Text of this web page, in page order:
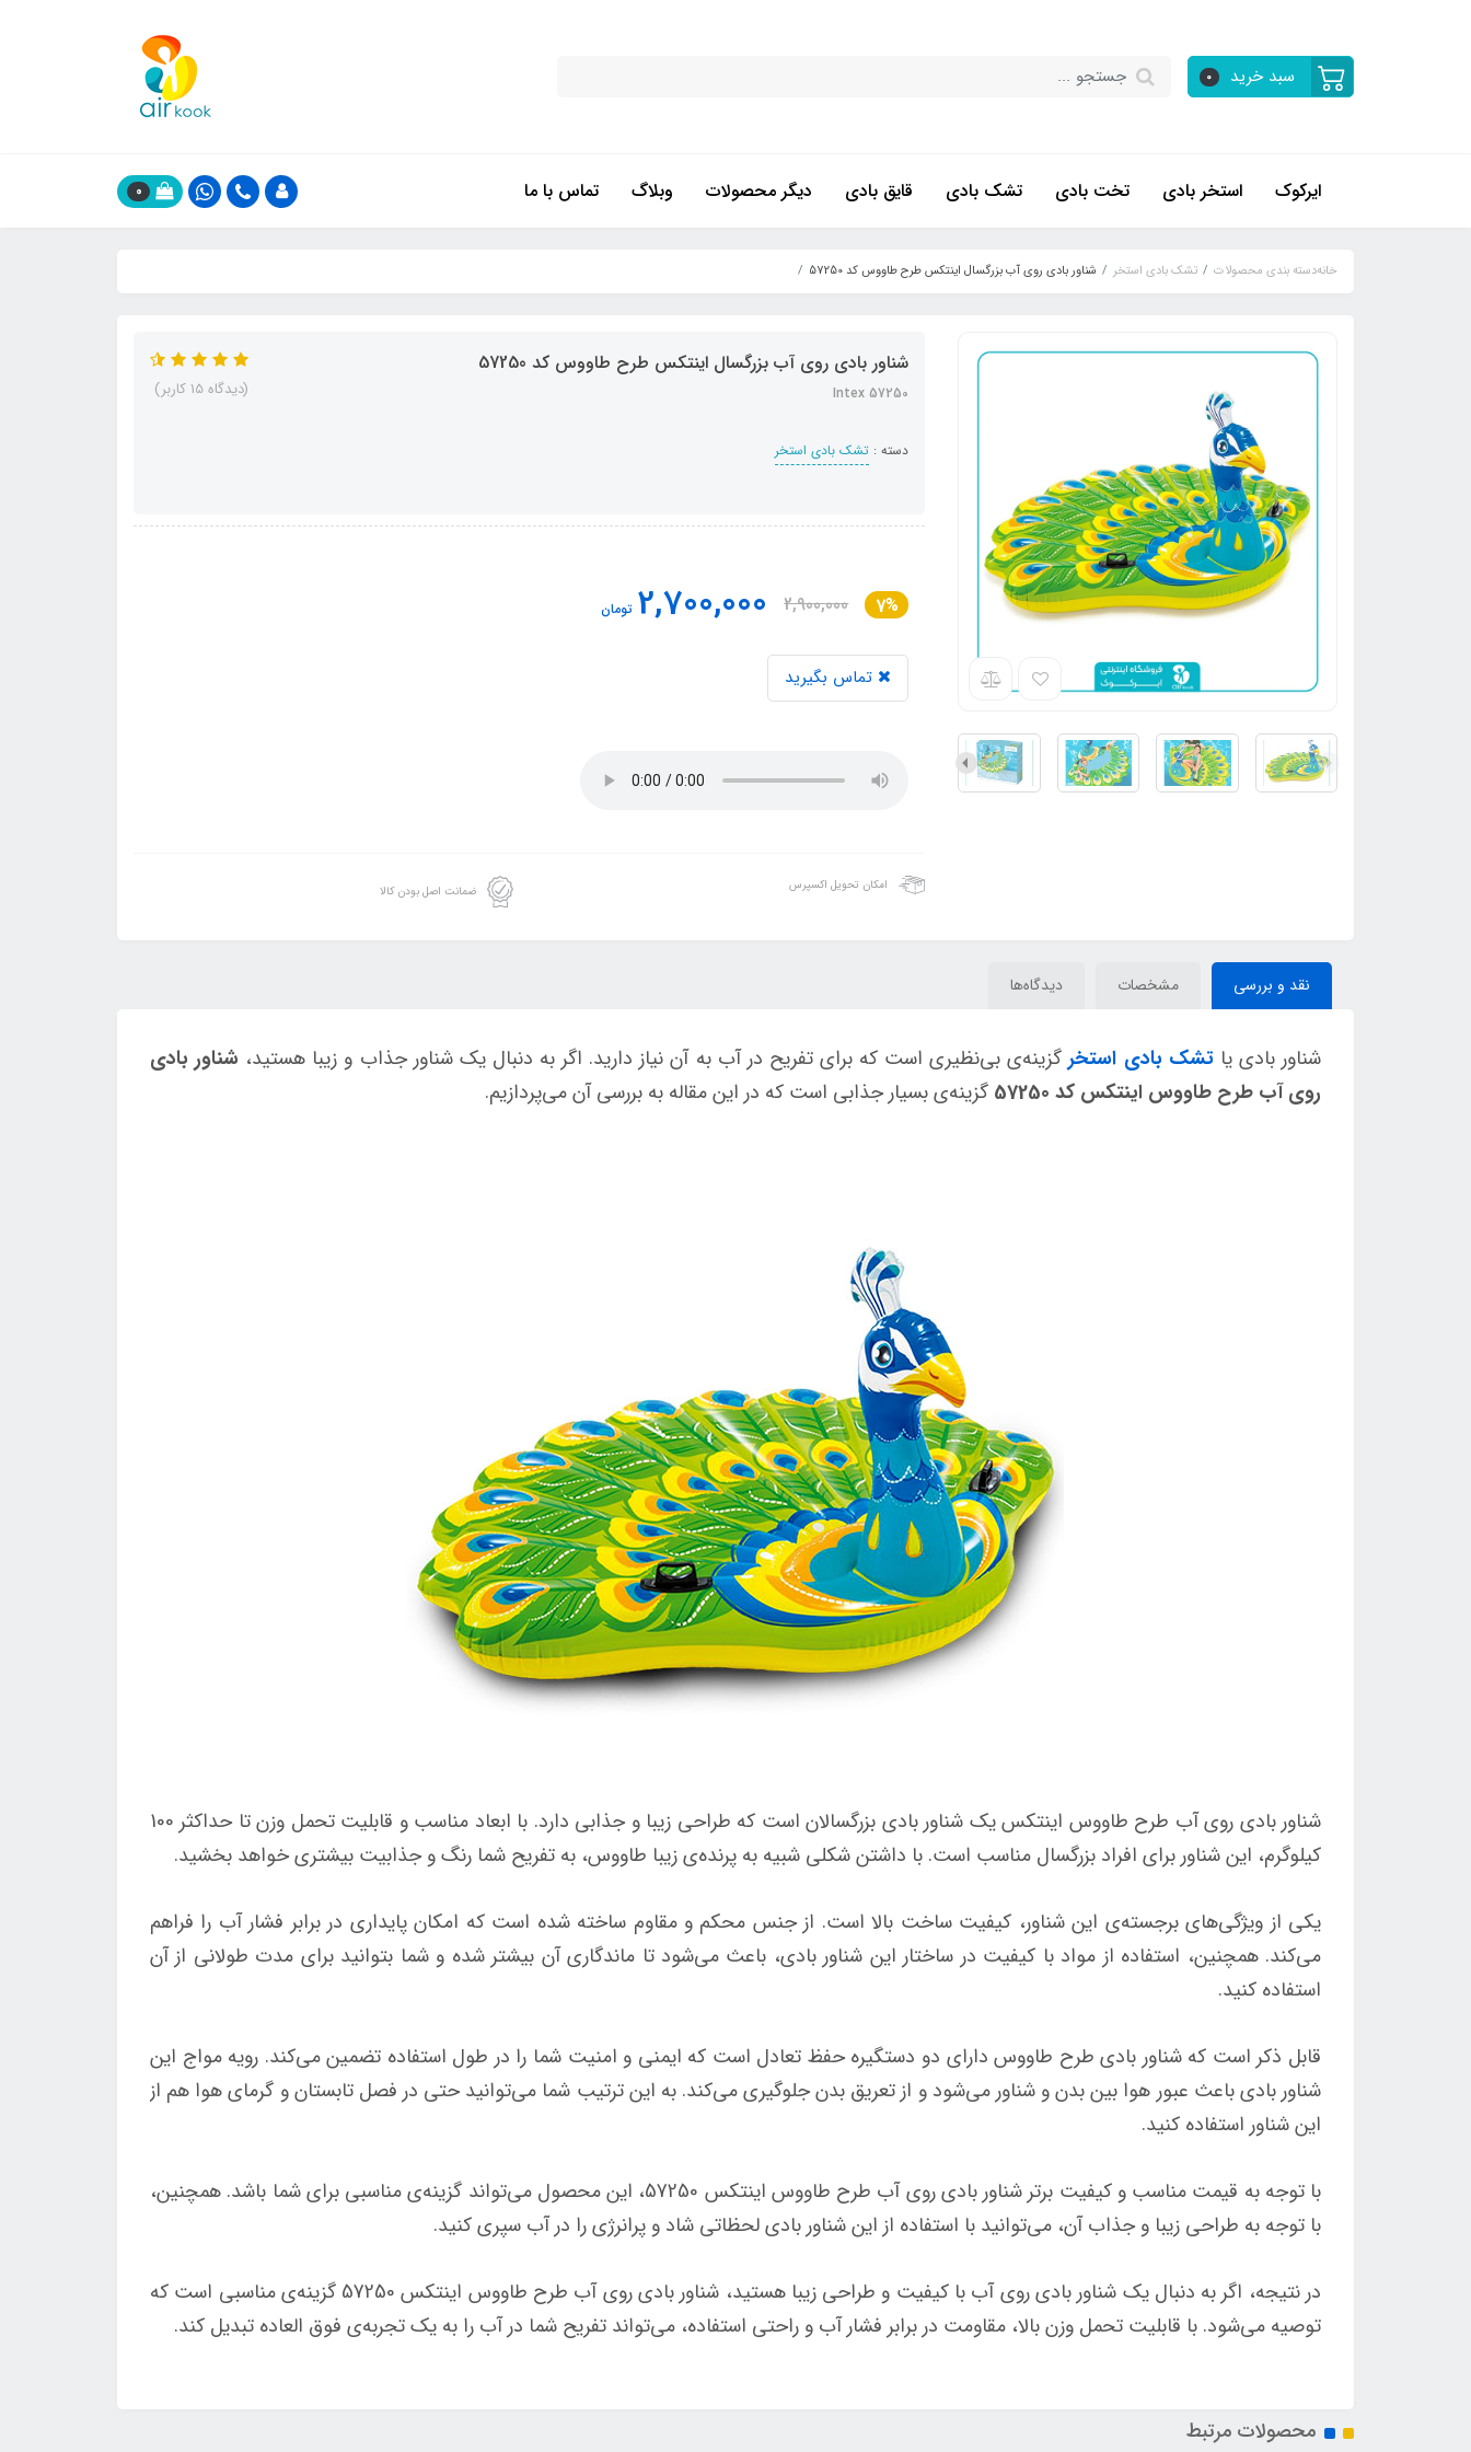
سبد خرید 0
ایرکوک استخر بادی تخت بادی تشک بادی قایق بادی دیگر محصولات وبلاگ تماس با ما 0
خانهدسته بندی محصولات تشک بادی استخر شناور بادی روی آب بزرگسال اینتکس طرح طاووس کد 57250
شناور بادی روی آب بزرگسال اینتکس طرح طاووس کد 57250
Intex 57250
دسته : تشک بادی استخر
(دیدگاه 15 کاربر)
7%
2,900,000
2,700,000 تومان
تماس بگیرید
امکان تحویل اکسپرس ضمانت اصل بودن کالا
نقد و بررسی مشخصات دیدگاه‌ها
شناور بادی یاتشک بادی استخر گزینه‌ی بی‌نظیری است که برای تفریح در آب به آن نیاز دارید. اگر به دنبال یک شناور جذاب و زیبا هستید، شناور بادی
روی آب طرح طاووس اینتکس کد 57250
گزینه‌ی بسیار جذابی است که در این مقاله به بررسی آن می‌پردازیم.
شناور بادی روی آب طرح طاووس اینتکس یک شناور بادی بزرگسالان است که طراحی زیبا و جذابی دارد. با ابعاد مناسب و قابلیت تحمل وزن تا حداکثر 100
کیلوگرم، این شناور برای افراد بزرگسال مناسب است. با داشتن شکلی شبیه به پرنده‌ی زیبا طاووس، به تفریح شما رنگ و جذابیت بیشتری خواهد بخشید.
یکی از ویژگی‌های برجسته‌ی این شناور، کیفیت ساخت بالا است. از جنس محکم و مقاوم ساخته شده است که امکان پایداری در برابر فشار آب را فراهم
می‌کند. همچنین، استفاده از مواد با کیفیت در ساختار این شناور بادی، باعث می‌شود تا ماندگاری آن بیشتر شده و شما بتوانید برای مدت طولانی از آن
استفاده کنید.
قابل ذکر است که شناور بادی طرح طاووس دارای دو دستگیره حفظ تعادل است که ایمنی و امنیت شما را در طول استفاده تضمین می‌کند. رویه مواج این
شناور بادی باعث عبور هوا بین بدن و شناور می‌شود و از تعریق بدن جلوگیری می‌کند. به این ترتیب شما می‌توانید حتی در فصل تابستان و گرمای هوا هم از
این شناور استفاده کنید.
با توجه به قیمت مناسب و کیفیت برتر شناور بادی روی آب طرح طاووس اینتکس 57250، این محصول می‌تواند گزینه‌ی مناسبی برای شما باشد. همچنین،
با توجه به طراحی زیبا و جذاب آن، می‌توانید با استفاده از این شناور بادی لحظاتی شاد و پرانرژی را در آب سپری کنید.
در نتیجه، اگر به دنبال یک شناور بادی روی آب با کیفیت و طراحی زیبا هستید، شناور بادی روی آب طرح طاووس اینتکس 57250 گزینه‌ی مناسبی است که
توصیه می‌شود. با قابلیت تحمل وزن بالا، مقاومت در برابر فشار آب و راحتی استفاده، می‌تواند تفریح شما در آب را به یک تجربه‌ی فوق العاده تبدیل کند.
محصولات مرتبط